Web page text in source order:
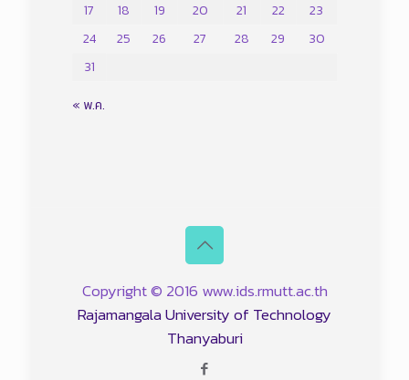
17
18 19 20 21 22
23
24
25 26 27 28 29
30
31
« พ.ค.
Copyright © 2016 www.ids.rmutt.ac.th
Rajamangala University of Technology
Thanyaburi